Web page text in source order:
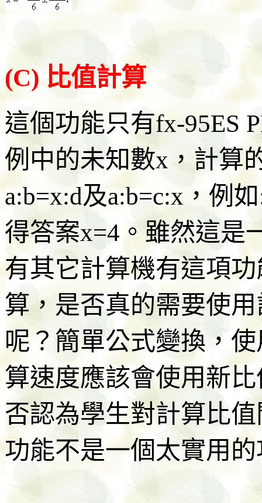
(C) 比值計算
這個功能只有fx-95ES
例中的未知數x，計算
a:b=x:d及a:b=c:x，例
得答案x=4。雖然這是
有其它計算機有這項
算，是否真的需要使
呢？簡單公式變換，
算速度應該會使用新
否認為學生對計算比
功能不是一個太實用